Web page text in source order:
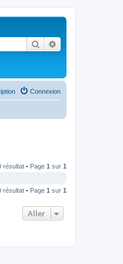
Rechercher
Connexion
résultat • Page 1 sur 1
résultat • Page 1 sur 1
Aller